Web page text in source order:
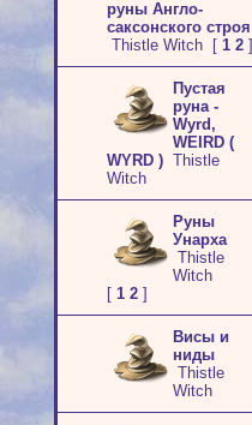
руны Англо-
саксонского строя
Thistle Witch
[ 1 2 ]
Пустая
руна -
Wyrd,
WEIRD (
WYRD ) Thistle
Witch
Руны
Унарха
Thistle
Witch
[ 1 2 ]
Висы и
ниды
Thistle
Witch